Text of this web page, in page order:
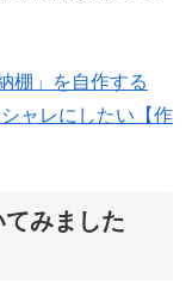
棚」を自作する
ャレにしたい【作
みました